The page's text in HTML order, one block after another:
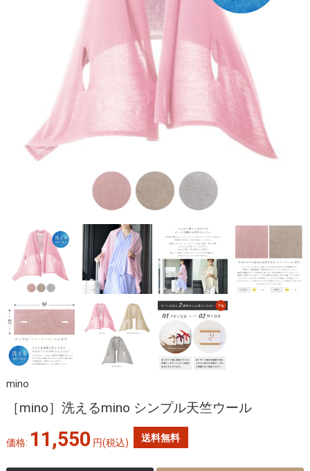
mino
［mino］洗えるmino シンプル天竺ウール
価格: 11,550 円(税込) 送料無料